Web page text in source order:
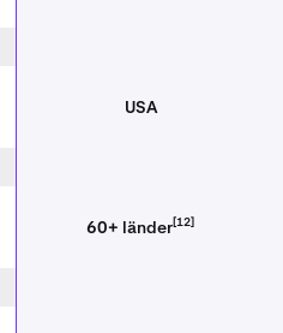
USA
60+ länder[12]